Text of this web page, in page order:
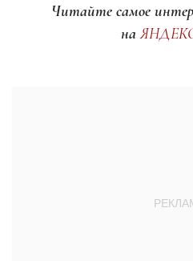
Читайте самое
на